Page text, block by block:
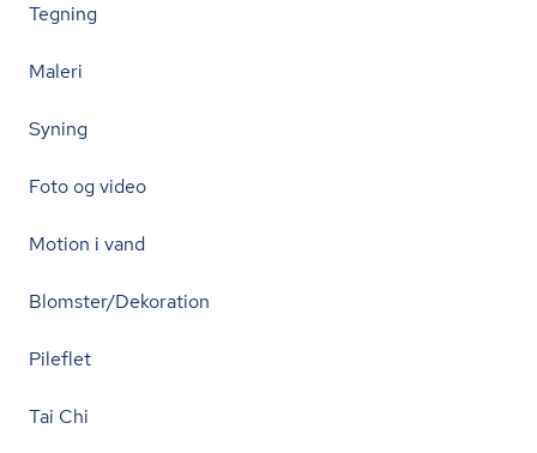
Tegning
Maleri
Syning
Foto og video
Motion i vand
Blomster/Dekoration
Pileflet
Tai Chi